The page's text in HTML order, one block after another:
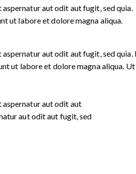
aut odit aut fugit, sed quia.
ut labore et dolore magna aliqua.
aut odit aut fugit, sed
ut labore et dolore magna aliqua.
aspernatur aut odit aut
aut odit aut fugit, sed